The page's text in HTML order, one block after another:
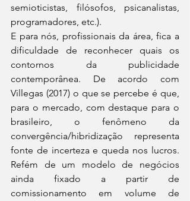
semioticistas, filósofos, psicanalistas,
programadores, etc.).
E para nós, profissionais da área, fica a
dificuldade de reconhecer quais os
contornos da publicidade
contemporânea. De acordo com
Villegas (2017) o que se percebe é que,
para o mercado, com destaque para o
brasileiro, o fenômeno da
convergência/hibridização representa
fonte de incerteza e queda nos lucros.
Refém de um modelo de negócios
ainda fixado a partir de
comissionamento em volume de